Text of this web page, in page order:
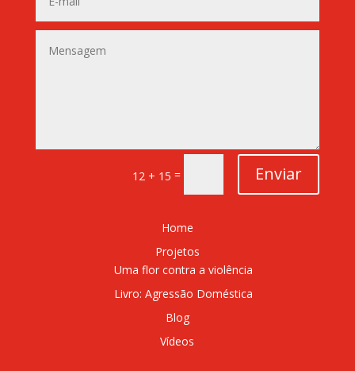
12 + 15 = Enviar
Home
Projetos
Uma flor contra a violência
Livro: Agressão Doméstica
Blog
Vídeos